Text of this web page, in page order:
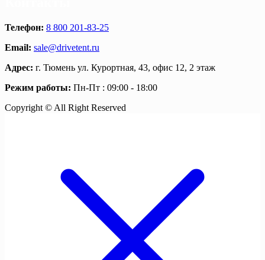
Телефон: 8 800 201-83-25
Email: sale@drivetent.ru
Адрес: г. Тюмень ул. Курортная, 43, офис 12, 2 этаж
Режим работы: Пн-Пт : 09:00 - 18:00
Copyright © All Right Reserved